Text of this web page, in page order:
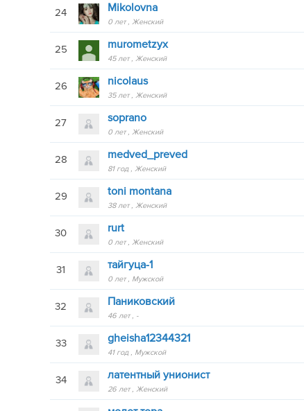
24 Mikolovna
0 лет Женский
25 murometzyx
45 лет Женский
26 nicolaus
35 лет Женский
27 soprano
0 лет Женский
28 medved_preved
81 год Женский
29 toni montana
38 лет Женский
30 rurt
0 лет Женский
31 тайгуца-1
0 лет Мужской
32 Паниковский
46 лет -
33 gheisha12344321
41 год Мужской
34 латентный унионист
26 лет Женский